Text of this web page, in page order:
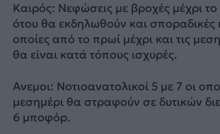
Καιρός: Νεφώσεις με βροχές μέχρι
ότου θα εκδηλωθούν και σποραδικές
οποίες από το πρωί μέχρι και τις
θα είναι κατά τόπους ισχυρές.
Ανεμοι: Νοτιοανατολικοί 5 με 7 οι
μεσημέρι θα στραφούν σε δυτικών
6 μποφόρ.